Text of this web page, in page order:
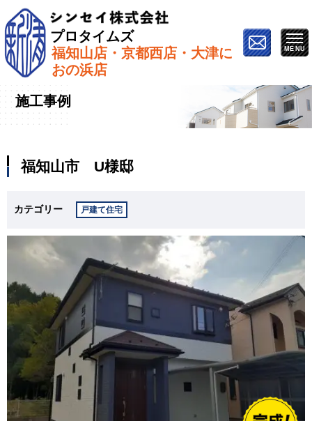
プロタイムズ
福知山店・京都西店・大津に
おの浜店
ホーム»施工事例»福知山市 U様邸
施工事例
福知山市 U様邸
カテゴリー 戸建て住宅